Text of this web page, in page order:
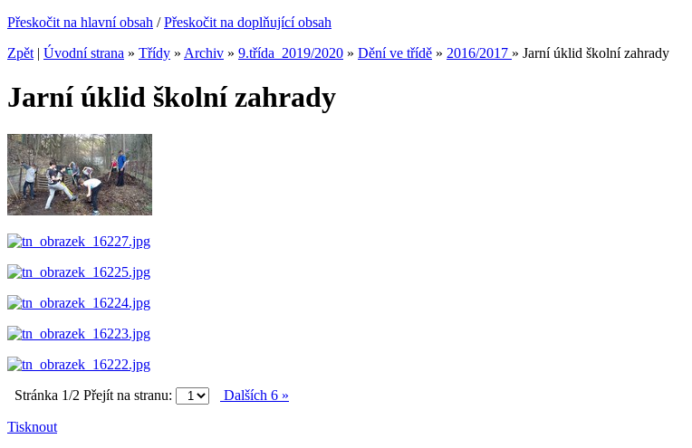
Přeskočit na hlavní obsah /Přeskočit na doplňující obsah
Zpět | Úvodní strana » Třídy » Archiv » 9.třída_2019/2020 » Dění ve třídě » 2016/2017 » Jarní úklid školní zahrady
Jarní úklid školní zahrady
Stránka 1/2 Přejít na stranu: Dalších 6 »
Tisknout